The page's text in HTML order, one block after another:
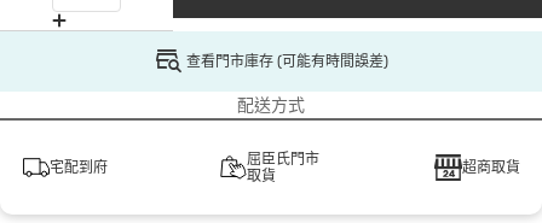
查看門市庫存 (可能有時間誤差)
配送方式
宅配到府
屈臣氏門市
取貨
超商取貨